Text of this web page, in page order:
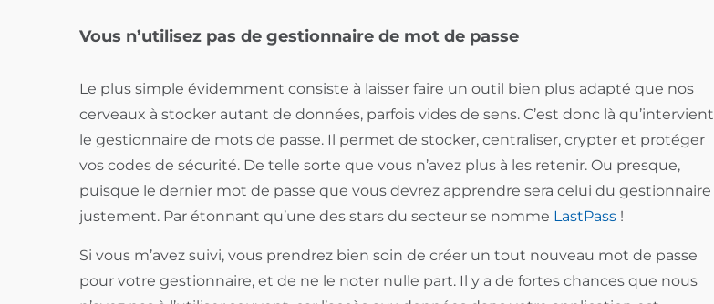
Vous n’utilisez pas de gestionnaire de mot de passe
Le plus simple évidemment consiste à laisser faire un outil bien plus adapté que nos
cerveaux à stocker autant de données, parfois vides de sens. C’est donc là qu’intervient
le gestionnaire de mots de passe. Il permet de stocker, centraliser, crypter et protéger
vos codes de sécurité. De telle sorte que vous n’avez plus à les retenir. Ou presque,
puisque le dernier mot de passe que vous devrez apprendre sera celui du gestionnaire
justement. Par étonnant qu’une des stars du secteur se nomme LastPass !
Si vous m’avez suivi, vous prendrez bien soin de créer un tout nouveau mot de passe
pour votre gestionnaire, et de ne le noter nulle part. Il y a de fortes chances que nous